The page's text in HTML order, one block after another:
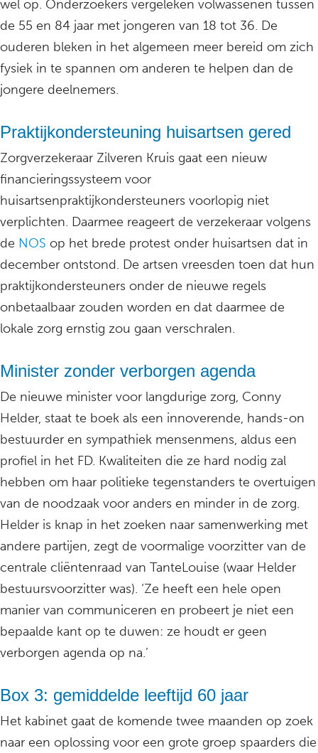
wel op. Onderzoekers vergeleken volwassenen tussen
de 55 en 84 jaar met jongeren van 18 tot 36. De
ouderen bleken in het algemeen meer bereid om zich
fysiek in te spannen om anderen te helpen dan de
jongere deelnemers.
Praktijkondersteuning huisartsen gered
Zorgverzekeraar Zilveren Kruis gaat een nieuw
financieringssysteem voor
huisartsenpraktijkondersteuners voorlopig niet
verplichten. Daarmee reageert de verzekeraar volgens
de NOS op het brede protest onder huisartsen dat in
december ontstond. De artsen vreesden toen dat hun
praktijkondersteuners onder de nieuwe regels
onbetaalbaar zouden worden en dat daarmee de
lokale zorg ernstig zou gaan verschralen.
Minister zonder verborgen agenda
De nieuwe minister voor langdurige zorg, Conny
Helder, staat te boek als een innoverende, hands-on
bestuurder en sympathiek mensenmens, aldus een
profiel in het FD. Kwaliteiten die ze hard nodig zal
hebben om haar politieke tegenstanders te overtuigen
van de noodzaak voor anders en minder in de zorg.
Helder is knap in het zoeken naar samenwerking met
andere partijen, zegt de voormalige voorzitter van de
centrale cliëntenraad van TanteLouise (waar Helder
bestuursvoorzitter was). ‘Ze heeft een hele open
manier van communiceren en probeert je niet een
bepaalde kant op te duwen: ze houdt er geen
verborgen agenda op na.’
Box 3: gemiddelde leeftijd 60 jaar
Het kabinet gaat de komende twee maanden op zoek
naar een oplossing voor een grote groep spaarders die